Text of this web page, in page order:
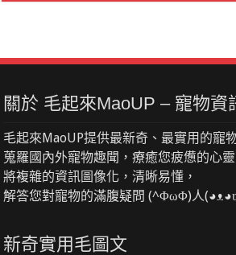
關於 毛起來MaoUP – 寵物資
毛起來MaoUP提供最新奇、最實用的寵
蒐羅國內外寵物趣聞，療癒您疲憊的心靈
將複雜的資訊圖像化，清晰易懂，
解答您對寵物的滿腹疑問 (^ΦωΦ)人
新奇實用毛圖文